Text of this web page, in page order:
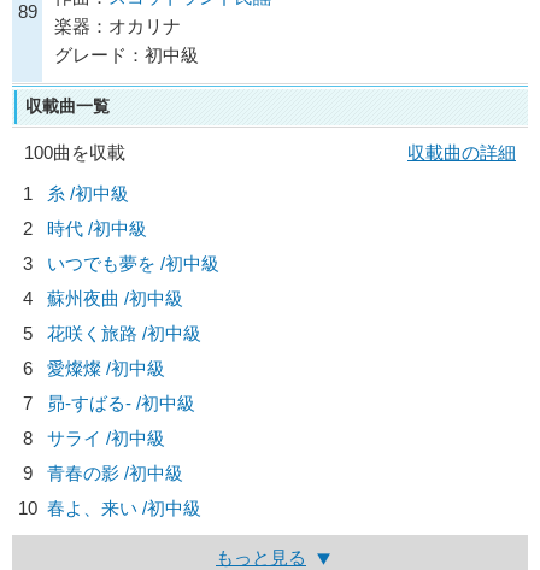
89
楽器：オカリナ
グレード：初中級
収載曲一覧
100曲を収載
収載曲の詳細
1
糸 /初中級
2
時代 /初中級
3
いつでも夢を /初中級
4
蘇州夜曲 /初中級
5
花咲く旅路 /初中級
6
愛燦燦 /初中級
7
昴-すばる- /初中級
8
サライ /初中級
9
青春の影 /初中級
10 春よ、来い /初中級
もっと見る